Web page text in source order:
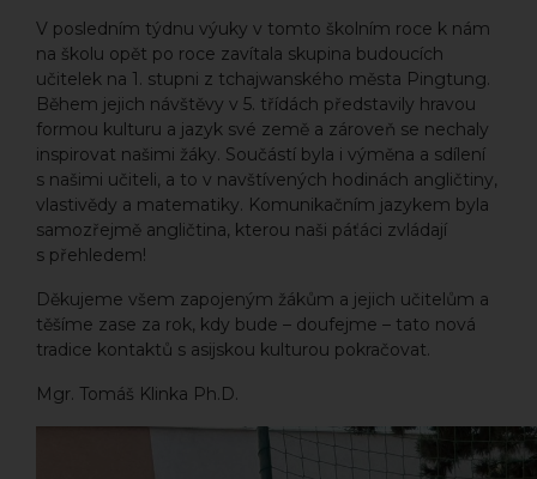
V posledním týdnu výuky v tomto školním roce k nám
na školu opět po roce zavítala skupina budoucích
učitelek na 1. stupni z tchajwanského města Pingtung.
Během jejich návštěvy v 5. třídách představily hravou
formou kulturu a jazyk své země a zároveň se nechaly
inspirovat našimi žáky. Součástí byla i výměna a sdílení
s našimi učiteli, a to v navštívených hodinách angličtiny,
vlastivědy a matematiky. Komunikačním jazykem byla
samozřejmě angličtina, kterou naši páťáci zvládají
s přehledem!
Děkujeme všem zapojeným žákům a jejich učitelům a
těšíme zase za rok, kdy bude – doufejme – tato nová
tradice kontaktů s asijskou kulturou pokračovat.
Mgr. Tomáš Klinka Ph.D.